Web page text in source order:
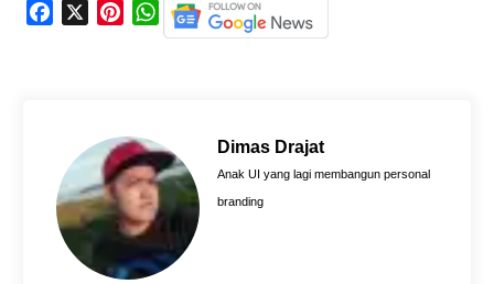
k
r
e
s
t
W
h
A
p
Dimas Drajat
Anak UI yang lagi membangun personal
branding